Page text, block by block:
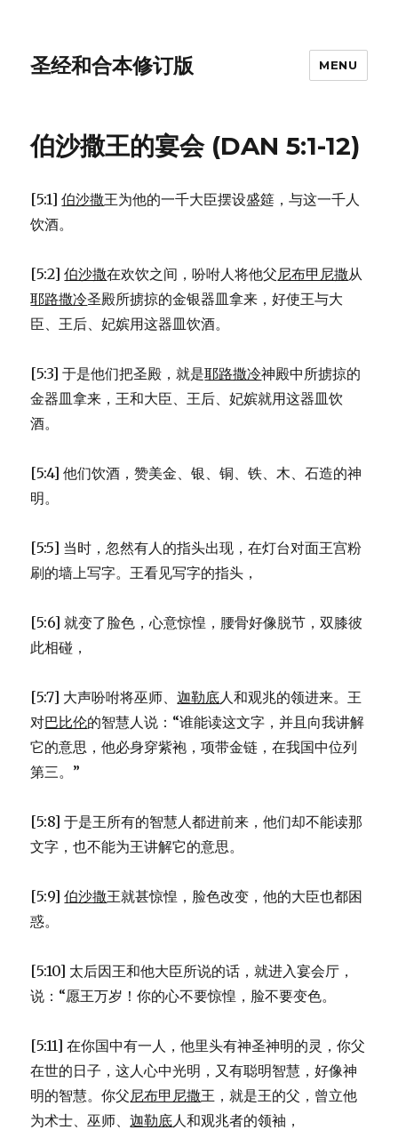
圣经和合本修订版 MENU
伯沙撒王的宴会 (DAN 5:1-12)
[5:1]伯沙撒王为他的一千大臣摆设盛筵，与这一千人
饮酒。
[5:2]伯沙撒在欢饮之间，吩咐人将他父尼布甲尼撒从
耶路撒冷圣殿所掳掠的金银器皿拿来，好使王与大
臣、王后、妃嫔用这器皿饮酒。
[5:3] 于是他们把圣殿，就是耶路撒冷神殿中所掳掠的
金器皿拿来，王和大臣、王后、妃嫔就用这器皿饮
酒。
[5:4] 他们饮酒，赞美金、银、铜、铁、木、石造的神
明。
[5:5] 当时，忽然有人的指头出现，在灯台对面王宫粉
刷的墙上写字。王看见写字的指头，
[5:6] 就变了脸色，心意惊惶，腰骨好像脱节，双膝彼
此相碰，
[5:7] 大声吩咐将巫师、迦勒底人和观兆的领进来。王
对巴比伦的智慧人说：“谁能读这文字，并且向我讲解
它的意思，他必身穿紫袍，项带金链，在我国中位列
第三。”
[5:8] 于是王所有的智慧人都进前来，他们却不能读那
文字，也不能为王讲解它的意思。
[5:9]伯沙撒王就甚惊惶，脸色改变，他的大臣也都困
惑。
[5:10] 太后因王和他大臣所说的话，就进入宴会厅，
说：“愿王万岁！你的心不要惊惶，脸不要变色。
[5:11] 在你国中有一人，他里头有神圣神明的灵，你父
在世的日子，这人心中光明，又有聪明智慧，好像神
明的智慧。你父尼布甲尼撒王，就是王的父，曾立他
为术士、巫师、迦勒底人和观兆者的领袖，